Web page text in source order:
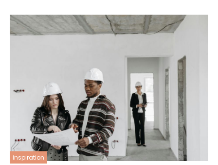
inspiration